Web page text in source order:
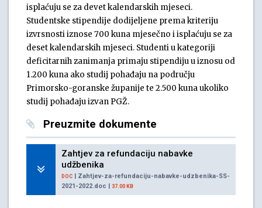
isplaćuju se za devet kalendarskih mjeseci.
Studentske stipendije dodijeljene prema kriteriju
izvrsnosti iznose 700 kuna mjesečno i isplaćuju se za
deset kalendarskih mjeseci. Studenti u kategoriji
deficitarnih zanimanja primaju stipendiju u iznosu od
1.200 kuna ako studij pohađaju na području
Primorsko-goranske županije te 2.500 kuna ukoliko
studij pohađaju izvan PGŽ.
Preuzmite dokumente
Zahtjev za refundaciju nabavke
udžbenika
DOC | Zahtjev-za-refundaciju-nabavke-udzbenika-SS-
2021-2022.doc | 37.00 KB